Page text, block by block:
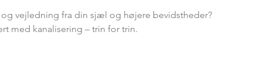
vejledning fra din sjæl og højere bevidstheder?
med kanalisering – trin for trin.